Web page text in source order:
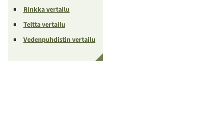
Rinkka vertailu
Teltta vertailu
Vedenpuhdistin vertailu